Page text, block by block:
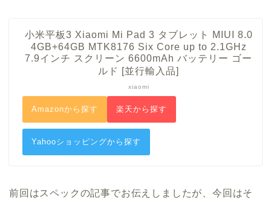
小米平板3 Xiaomi Mi Pad 3 タブレット MIUI 8.0
4GB+64GB MTK8176 Six Core up to 2.1GHz
7.9インチ スクリーン 6600mAh バッテリー ゴー
ルド [並行輸入品]
xiaomi
Amazonから探す 楽天から探す
Yahooショッピングから探す
前回はスペックの記事でお伝えしましたが、今回はそ